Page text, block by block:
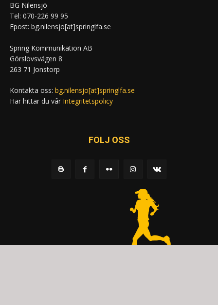
BG Nilensjö
Tel: 070-226 99 95
Epost: bg.nilensjo[at]springlfa.se
Spring Kommunikation AB
Görslövsvägen 8
263 71 Jonstorp
Kontakta oss: bg.nilensjo[at]springlfa.se
Här hittar du vår Integritetspolicy
FÖLJ OSS